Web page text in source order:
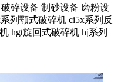
碎设备 制砂设备 磨粉设
列颚式破碎机 ci5x系列反
hgt旋回式破碎机 hj系列